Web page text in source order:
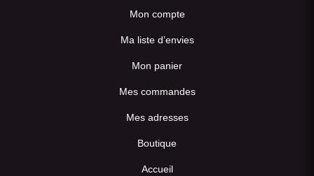
Mon compte
Ma liste d’envies
Mon panier
Mes commandes
Mes adresses
Boutique
Accueil